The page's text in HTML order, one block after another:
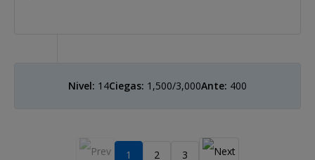
Nivel: 14Ciegas: 1,500/3,000Ante: 400
1 2 3